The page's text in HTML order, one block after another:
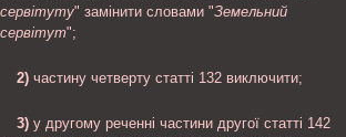
сервітуту" замінити словами "Земельний
сервітут";
2) частину четверту статті 132 виключити;
3) у другому реченні частини другої статті 142